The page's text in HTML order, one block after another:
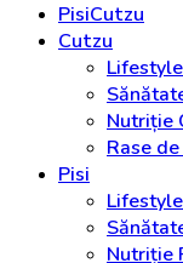
PisiCutzu
Cutzu
Nutriție
Rase
Pisi
Nutriție